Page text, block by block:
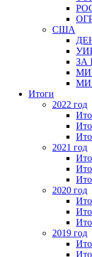
США
ЗА
Итоги
2022 год
2021 год
2020 год
2019 год